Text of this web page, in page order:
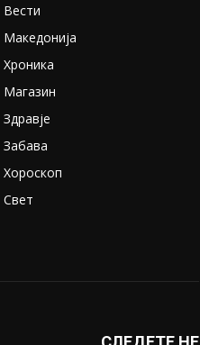
Вести
Македонија
Хроника
Магазин
Здравје
Забава
Хороскоп
Свет